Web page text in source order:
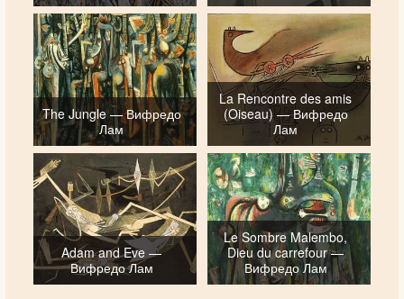
The Jungle — Вифредо
Лам
La Rencontre des amis
(Oiseau) — Вифредо
Лам
Adam and Eve —
Вифредо Лам
Le Sombre Malembo,
Dieu du carrefour —
Вифредо Лам